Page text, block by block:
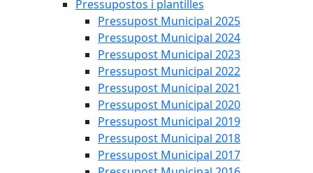
Pressupostos i plantilles
Pressupost Municipal 2025
Pressupost Municipal 2024
Pressupost Municipal 2023
Pressupost Municipal 2022
Pressupost Municipal 2021
Pressupost Municipal 2020
Pressupost Municipal 2019
Pressupost Municipal 2018
Pressupost Municipal 2017